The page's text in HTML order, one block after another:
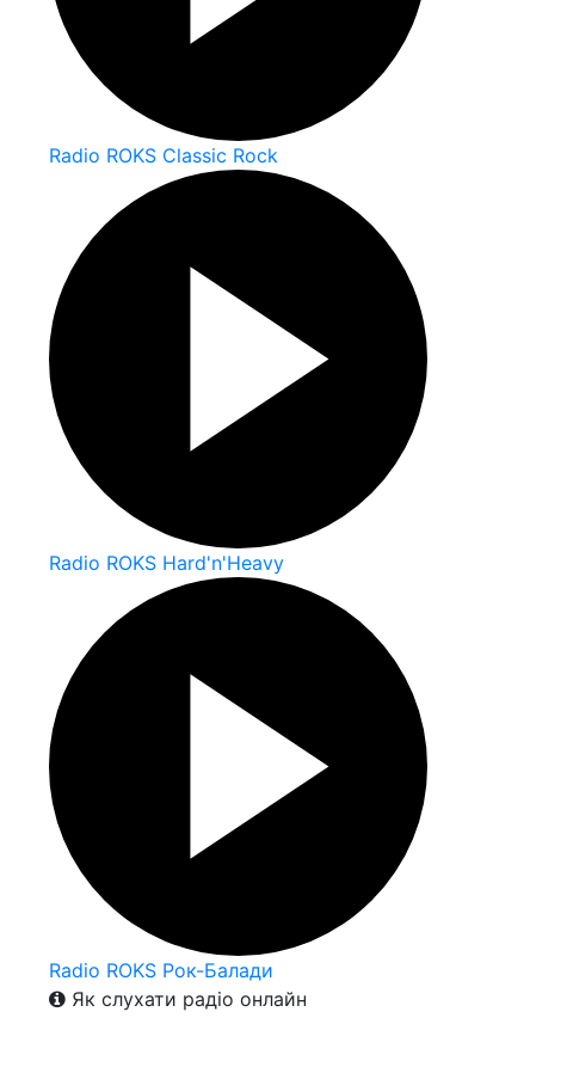
Radio ROKS Classic Rock
Radio ROKS Hard'n'Heavy
Radio ROKS Рок-Балади
Як слухати радіо онлайн